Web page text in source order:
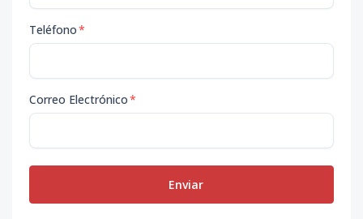
Teléfono*
Correo Electrónico*
Enviar